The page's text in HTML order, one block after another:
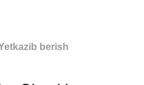
berish